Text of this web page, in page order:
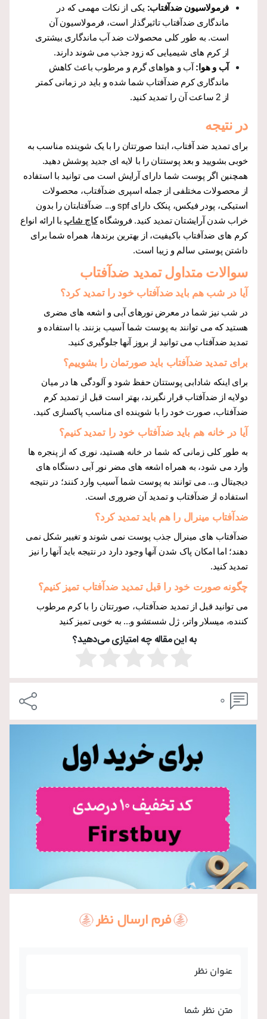
فرمولاسیون ضدآفتاب: یکی از نکات مهمی که در
ماندگاری ضدآفتاب تاثیرگذار است، فرمولاسیون آن
است. به طور کلی محصولات ضد آب ماندگاری بیشتری
از کرم های شیمیایی که زود جذب می شوند دارند.
آب و هوا: آب و هواهای گرم و مرطوب باعث کاهش
ماندگاری کرم ضدآفتاب شما شده و باید در زمانی کمتر
از 2 ساعت آن را تمدید کنید.
در نتیجه
برای تمدید ضد آفتاب، ابتدا صورتتان را با یک شوینده مناسب به
خوبی بشویید و بعد پوستتان را با لایه ای جدید پوشش دهید.
همچنین اگر پوست شما دارای آرایش است می توانید با استفاده
از محصولات مختلفی از جمله اسپری ضدآفتاب، محصولات
استیکی، پودر فیکس، پنکک دارای spf و... ضدآفتابتان را بدون
خراب شدن آرایشتان تمدید کنید. فروشگاهکاج شاپ با ارائه انواع
کرم های ضدآفتاب باکیفیت، از بهترین برندها، همراه شما برای
داشتن پوستی سالم و زیبا است.
سوالات متداول تمدید ضدآفتاب
آیا در شب هم باید ضدآفتاب خود را تمدید کرد؟
در شب نیز شما در معرض نورهای آبی و اشعه های مضری
هستید که می توانند به پوست شما آسیب بزنند. با استفاده و
تمدید ضدآفتاب می توانید از بروز آنها جلوگیری کنید.
برای تمدید ضدآفتاب باید صورتمان را بشوییم؟
برای اینکه شادابی پوستتان حفظ شود و آلودگی ها در میان
دولایه از ضدآفتاب قرار نگیرند، بهتر است قبل از تمدید کرم
ضدآفتاب، صورت خود را با شوینده ای مناسب پاکسازی کنید.
آیا در خانه هم باید ضدآفتاب خود را تمدید کنیم؟
به طور کلی زمانی که شما در خانه هستید، نوری که از پنجره ها
وارد می شود، به همراه اشعه های مضر نور آبی دستگاه های
دیجیتال و... می توانند به پوست شما آسیب وارد کنند؛ در نتیجه
استفاده از ضدآفتاب و تمدید آن ضروری است.
ضدآفتاب مینرال را هم باید تمدید کرد؟
ضدآفتاب های مینرال جذب پوست نمی شوند و تغییر شکل نمی
دهند؛ اما امکان پاک شدن آنها وجود دارد در نتیجه باید آنها را نیز
تمدید کنید.
چگونه صورت خود را قبل تمدید ضدآفتاب تمیز کنیم؟
می توانید قبل از تمدید ضدآفتاب، صورتتان را با کرم مرطوب
کننده، میسلار واتر، ژل شستشو و... به خوبی تمیز کنید
به این مقاله چه امتیازی می‌دهید؟
0
فرم ارسال نظر
عنوان نظر
متن نظر شما